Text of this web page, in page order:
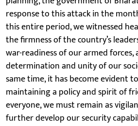
response to this attack in the
this entire period, we witnessed
the firmness of the country’s
war-readiness of our armed forces,
determination and unity of our
same time, it has become evident
maintaining a policy and spirit of
everyone, we must remain as
further develop our security